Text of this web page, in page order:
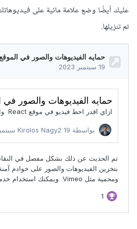
عليك أيضًا وضع علامة مائية على
تم تنزيلها.